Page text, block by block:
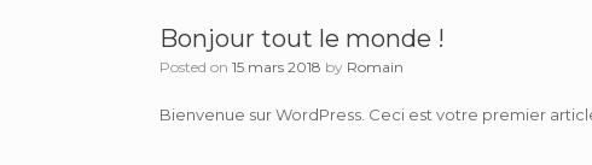
Bonjour tout le monde !
Posted on 15 mars 2018 by Romain
Bienvenue sur WordPress. Ceci est votre premier